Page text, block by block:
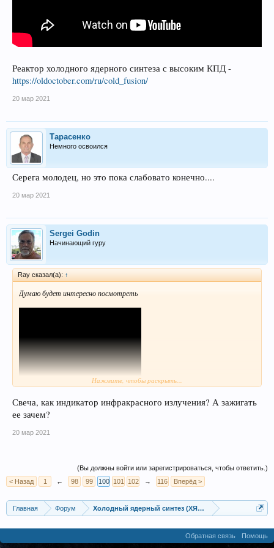
Реактор холодного ядерного синтеза с высоким КПД -
https://oldoctober.com/ru/cold_fusion/
20 мар 2021
Тарасенко
Немного освоился
Серега молодец, но это пока слабовато конечно....
20 мар 2021
Sergei Godin
Начинающий гуру
Ray сказал(а): ↑
Думаю будет интересно посмотреть
Реактор холодного ядерного синтеза с высоким КПД -
Нажмите, чтобы раскрыть...
Свеча, как индикатор инфракрасного излучения? А зажигать
ее зачем?
20 мар 2021
(Вы должны войти или зарегистрироваться, чтобы ответить.)
< Назад
1 ← 98 99 100 101 102 → 116 Вперёд >
Главная Форум Холодный ядерный синтез (ХЯС), LENR - low energy
Обратная связь
Помощь